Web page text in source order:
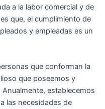
a la labor comercial y de
que, el cumplimiento de
y empleadas es un
que conforman la
que poseemos y
establecemos
las necesidades de